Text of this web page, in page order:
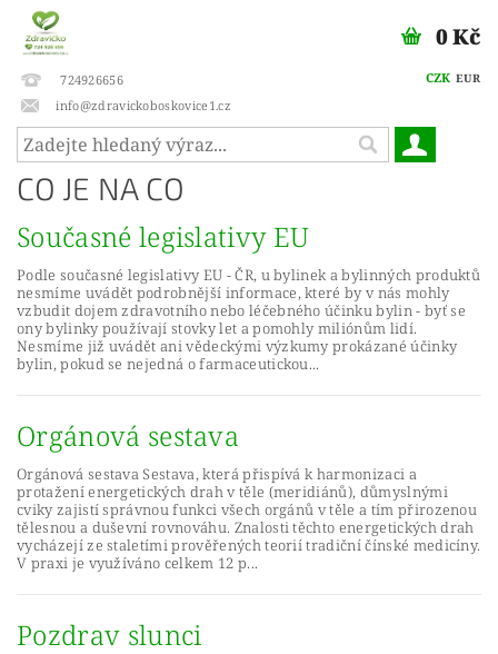
724926656
info@zdravickoboskovice1.cz
CZK EUR
0 Kč
CO JE NA CO
Současné legislativy EU
Podle současné legislativy EU - ČR, u bylinek a bylinných produktů
nesmíme uvádět podrobnější informace, které by v nás mohly
vzbudit dojem zdravotního nebo léčebného účinku bylin - byť se
ony bylinky používají stovky let a pomohly miliónům lidí.
Nesmíme již uvádět ani vědeckými výzkumy prokázané účinky
bylin, pokud se nejedná o farmaceutickou...
Orgánová sestava
Orgánová sestava Sestava, která přispívá k harmonizaci a
protažení energetických drah v těle (meridiánů), důmyslnými
cviky zajistí správnou funkci všech orgánů v těle a tím přirozenou
tělesnou a duševní rovnováhu. Znalosti těchto energetických drah
vycházejí ze staletími prověřených teorií tradiční čínské medicíny.
V praxi je využíváno celkem 12 p...
Pozdrav slunci